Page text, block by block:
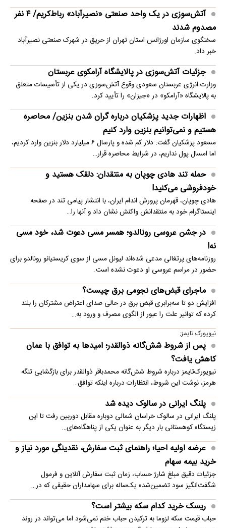
آتش‌سوزی در یک واحد صنعتی «نصیرآباد» رباط‌کریم/ ۴ نفر
مصدوم شدند
سخنگوی سازمان اورژانس استان تهران از حریق در شهرک صنعتی نصیرآباد
خبر داد.
جزئیات آتش‌سوزی در پالایشگاه آرامکوی عربستان
وزارت انرژی عربستان سعودی وقوع آتش‌سوزی در یکی از تأسیسات متعلق
به پالایشگاه «آرامکو» در «جیزان» را تأیید کرد.
اظهارات جدید پزشکیان درباره گران شدن بنزین/ محاصره
هستیم و نمی‌توانیم بنزین وارد کنیم
مسعود پزشکیان گفت: دلار کم شده و پارسال ۶ میلیارد دلار بنزین وارد کردیم،
اما امسال پول نداریم، در شرایط محاصره قرار…
حمله تند هادی چوپان به منتقدان: دلقک هستید و
خودفروشی می‌کنید!
هادی چوپان، قهرمان پرورش اندام ایران، با انتشار پیامی تند در صفحه
اینستاگرام خود به منتقدانش واکنش نشان داد و آنها را…
در جشن عروسی رونالدو؛ همسر مسی دعوت شد، خود مسی
نه!
روزنامه‌های پرتغالی مدعی شده‌اند لیونل مسی از سوی کریستیانو رونالدو برای
حضور در مراسم عروسی او دعوت نشده است.
ماجرای قبض‌های نجومی برق چیست؟
افزایش دو تا سه‌برابری قبض برق در حالی صدای اعتراض مشترکان را بلند
کرده که توانیر علت را عبور از الگوی مصرف و ورود به…
نیویورک تایمز:
پس از شروط شش‌گانه ذوالقدر؛ امیدها به توافق با عمان
کاهش یافت؟
نیویورک‌تایمز درباره شروط شش‌گانه محمدباقر ذوالقدر برای بازگشایی تنگه
هرمز، نوشت این شروط، انتظارات درباره اینکه توافق…
پلنگ ایرانی در سالوک دیده شد
پلنگ ایرانی در سالوک خراسان شمالی دوباره مقابل دوربین رفت تا این
زیستگاه کوهستانی بار دیگر به عنوان یکی از پناهگاه‌های…
عرضه اولیه احیا؛ راهنمای ثبت سفارش، نقدینگی مورد نیاز و
خرید بیمه سهام
جزئیات دقیق مبلغ شارژ حساب، زمان ثبت سفارش آنلاین و فرمول
شگفت‌انگیز سود تضمین‌شده یک‌ساله برای سهامداران حقیقی که در…
ریسک خرید کدام سکه بیشتر است؟
حباب قیمت سکه لزوما به ترکیدن حباب ختم نمی‌شود اما می‌تواند در روند